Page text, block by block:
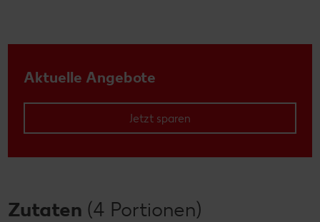
Aktuelle Angebote
Jetzt sparen
Zutaten (4 Portionen)